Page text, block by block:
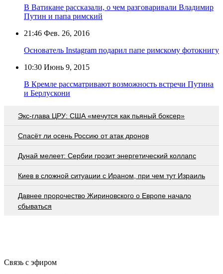
В Ватикане рассказали, о чем разговаривали Владимир
Путин и папа римский
21:46 Фев. 26, 2016
Основатель Instagram подарил папе римскому фотокнигу
10:30 Июнь 9, 2015
В Кремле рассматривают возможность встречи Путина
и Берлускони
Экс-глава ЦРУ: США «мечутся как пьяный боксер»
Спасёт ли осень Россию от атак дронов
Дунай мелеет: Сербии грозит энергетический коллапс
Киев в сложной ситуации с Ираном, при чем тут Израиль
Давнее пророчество Жириновского о Европе начало
сбываться
Связь с эфиром